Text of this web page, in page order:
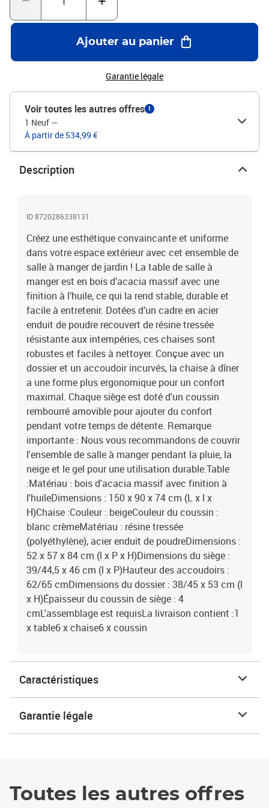
:Couleur : beigeCouleur du coussin : blanc crèmeMatériau : résine
tressée (polyéthylène), acier enduit de poudreDimensions : 52 x 57
x 84 cm (l x P x H)Dimensions du siège : 39/44,5 x 46 cm (l x
P)Hauteur des accoudoirs : 62/65 cmDimensions du dossier :
38/45 x 53 cm (l x H)Épaisseur du coussin de siège : 4
chaise6 x coussin
Ajouter au panier
Garantie légale
Voir toutes les autres offres 1
1 Neuf —
À partir de 534,99 €
Description
ID 8720286338131
Créez une esthétique convaincante et uniforme
dans votre espace extérieur avec cet ensemble de
salle à manger de jardin ! La table de salle à
manger est en bois d’acacia massif avec une
finition à l’huile, ce qui la rend stable, durable et
facile à entretenir. Dotées d’un cadre en acier
enduit de poudre recouvert de résine tressée
résistante aux intempéries, ces chaises sont
robustes et faciles à nettoyer. Conçue avec un
dossier et un accoudoir incurvés, la chaise à dîner
a une forme plus ergonomique pour un confort
maximal. Chaque siège est doté d'un coussin
rembourré amovible pour ajouter du confort
pendant votre temps de détente. Remarque
importante : Nous vous recommandons de couvrir
l'ensemble de salle à manger pendant la pluie, la
neige et le gel pour une utilisation durable.Table
:Matériau : bois d'acacia massif avec finition à
l'huileDimensions : 150 x 90 x 74 cm (L x l x
H)Chaise :Couleur : beigeCouleur du coussin :
blanc crèmeMatériau : résine tressée
(polyéthylène), acier enduit de poudreDimensions :
52 x 57 x 84 cm (l x P x H)Dimensions du siège :
39/44,5 x 46 cm (l x P)Hauteur des accoudoirs :
62/65 cmDimensions du dossier : 38/45 x 53 cm (l
x H)Épaisseur du coussin de siège : 4
cmL'assemblage est requisLa livraison contient :1
x table6 x chaise6 x coussin
Caractéristiques
Garantie légale
Toutes les autres offres